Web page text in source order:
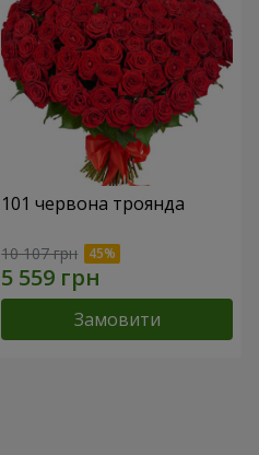
101 червона троянда
10 107 грн
Замовити